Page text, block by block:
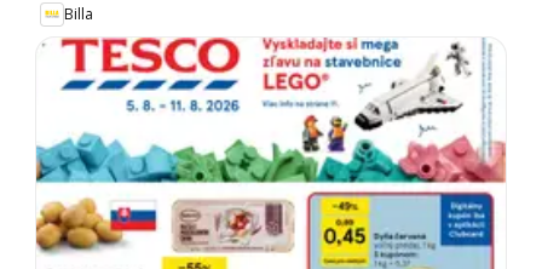
Billa